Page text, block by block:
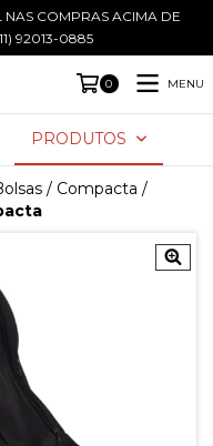
NAS COMPRAS ACIMA DE
92013-0885
0 MENU
PRODUTOS
/ Compacta /